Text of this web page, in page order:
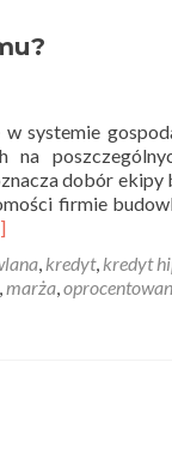
systemie
na
dobór ekipy
firmie
, kredyt, kredyt
,marża,